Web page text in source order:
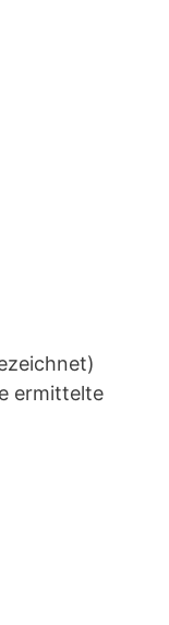
ermittelte